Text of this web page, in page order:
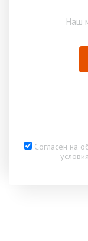
Наш
Согласен на
условия